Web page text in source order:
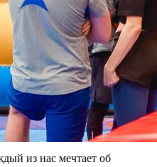
из нас мечтает об